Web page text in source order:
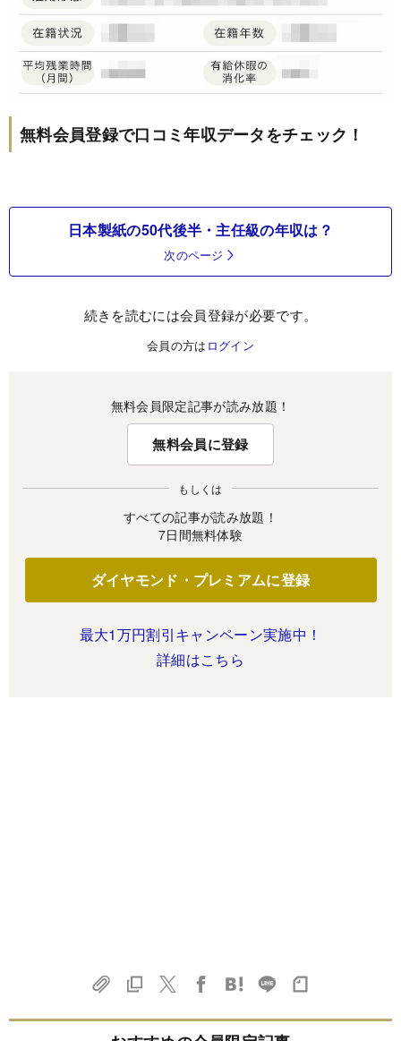
無料会員登録で口コミ年収データをチェック！
日本製紙の50代後半・主任級の年収は？
次のページ
続きを読むには会員登録が必要です。
会員の方は ログイン
無料会員限定記事が読み放題！
無料会員に登録
もしくは
すべての記事が読み放題！
7日間無料体験
ダイヤモンド・プレミアムに登録
最大1万円割引キャンペーン実施中！
詳細はこちら